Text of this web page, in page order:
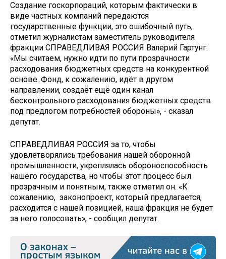
Создание госкорпораций, которым фактически в
виде частных компаний передаются
государственные функции, это ошибочный путь,
отметил журналистам заместитель руководителя
фракции СПРАВЕДЛИВАЯ РОССИЯ Валерий Гартунг.
«Мы считаем, нужно идти по пути прозрачности
расходования бюджетных средств на конкурентной
основе. Фонд, к сожалению, идёт в другом
направлении, создаёт ещё один канал
бесконтрольного расходования бюджетных средств
под предлогом потребностей обороны», - сказал
депутат.
СПРАВЕДЛИВАЯ РОССИЯ за то, чтобы
удовлетворялись требования нашей оборонной
промышленности, укреплялась обороноспособность
нашего государства, но чтобы этот процесс был
прозрачным и понятным, также отметил он. «К
сожалению, законопроект, который предлагается,
расходится с нашей позицией, наша фракция не будет
за него голосовать», - сообщил депутат.